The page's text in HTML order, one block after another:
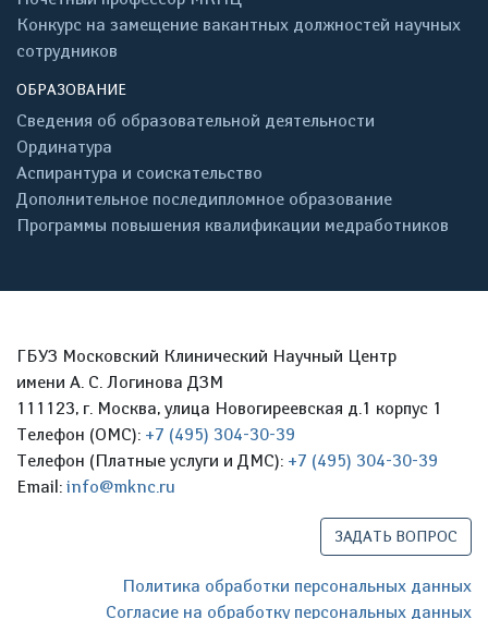
Конкурс на замещение вакантных должностей научных
сотрудников
ОБРАЗОВАНИЕ
Сведения об образовательной деятельности
Ординатура
Аспирантура и соискательство
Дополнительное последипломное образование
Программы повышения квалификации медработников
ГБУЗ Московский Клинический Научный Центр
имени А. С. Логинова ДЗМ
111123, г. Москва, улица Новогиреевская д.1 корпус 1
Телефон (ОМС): +7 (495) 304-30-39
Телефон (Платные услуги и ДМС): +7 (495) 304-30-39
Email: info@mknc.ru
ЗАДАТЬ ВОПРОС
Политика обработки персональных данных
Согласие на обработку персональных данных